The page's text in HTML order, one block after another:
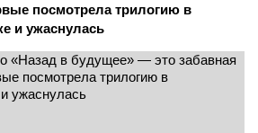
посмотрела трилогию в
и ужаснулась